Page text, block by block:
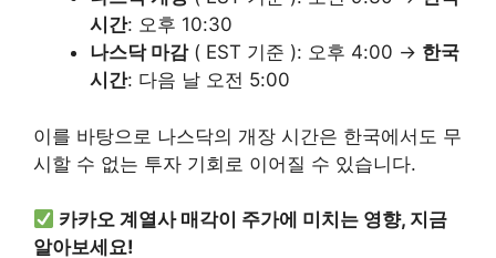
시간: 오후 10:30
나스닥 마감( EST 기준 ): 오후 4:00 → 한국
시간: 다음 날 오전 5:00
이를 바탕으로 나스닥의 개장 시간은 한국에서도 무
시할 수 없는 투자 기회로 이어질 수 있습니다.
카카오 계열사 매각이 주가에 미치는 영향, 지금
알아보세요!